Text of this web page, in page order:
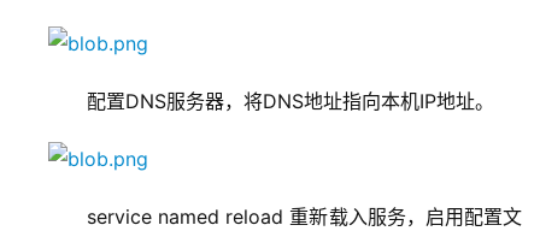
配置DNS服务器，将DNS地址指向本机IP地址。
service named reload 重新载入服务，启用配置文